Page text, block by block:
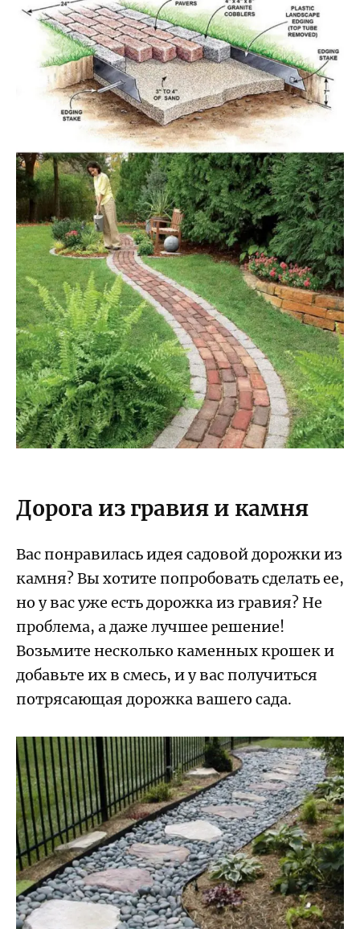
Дорога из гравия и камня
Вас понравилась идея садовой дорожки из
камня? Вы хотите попробовать сделать ее,
но у вас уже есть дорожка из гравия? Не
проблема, а даже лучшее решение!
Возьмите несколько каменных крошек и
добавьте их в смесь, и у вас получиться
потрясающая дорожка вашего сада.